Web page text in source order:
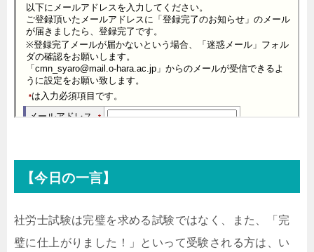
【今日の一言】
社労士試験は完璧を求める試験ではなく、また、「完
璧に仕上がりました！」といって受験される方は、い